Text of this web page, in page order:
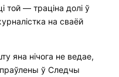
— траціна долі ў
на сваёй
яна нічога не ведае,
ў Следчы